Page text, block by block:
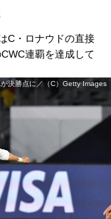
C・ロナウドの直接
連覇を達成して
決勝点に／（C）Getty Images